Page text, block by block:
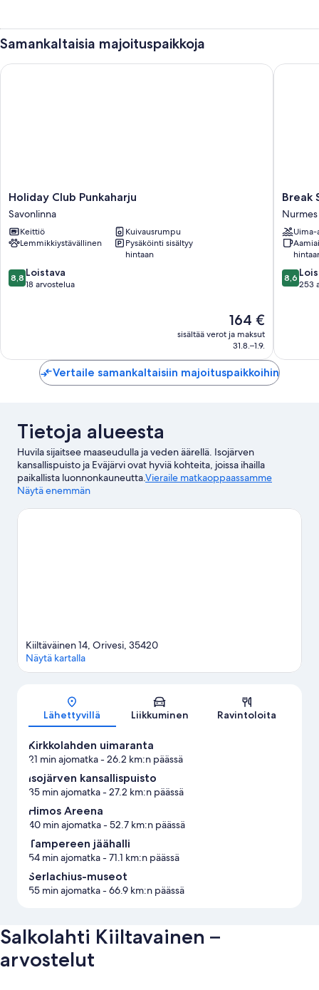
Samankaltaisia majoituspaikkoja
Holiday
Club
Punkaharju
Savonlinna
Holiday Club Punkaharju
Savonlinna
Keittiö
Kuivausrumpu
Lemmikkiystävällinen
Pysäköinti sisältyy
hintaan
8.8
kautta
8,8 Loistava
18 arvostelua
Hinta
on
164 €
164 €
sisältää verot ja maksut
31.8.–1.9.
Holiday Club Punkaharju
Break
Sokos
Hotel
Bomba
Nurmes
Break
Nurmes
Uima-
8.6
kautta
8,6
253
Break
Vertaile samankaltaisiin majoituspaikkoihin
Tietoja alueesta
Huvila sijaitsee maaseudulla ja veden äärellä. Isojärven
kansallispuisto ja Eväjärvi ovat hyviä kohteita, joissa ihailla
paikallista luonnonkauneutta.Vieraile matkaoppaassamme
kohteeseen Orivesi
Orivesi: näytä lisää huviloita
Näytä enemmän
Kartta
Kiiltäväinen 14, Orivesi, 35420
Näytä kartalla
Lähettyvillä Liikkuminen Ravintoloita
Kirkkolahden uimaranta
21 min ajomatka- 26.2 km:n päässä
Isojärven kansallispuisto
35 min ajomatka- 27.2 km:n päässä
Himos Areena
40 min ajomatka- 52.7 km:n päässä
Tampereen jäähalli
54 min ajomatka- 71.1 km:n päässä
Serlachius-museot
55 min ajomatka- 66.9 km:n päässä
Salkolahti Kiiltavainen –
arvostelut